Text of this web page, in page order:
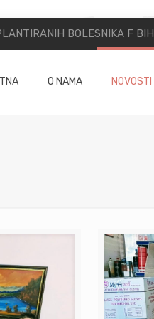
BOLESNIKA F BIH
O NAMA NOVOSTI